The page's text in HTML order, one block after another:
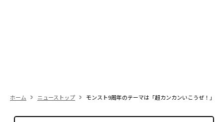
ホーム ニューストップ モンスト9周年のテーマは「超カンカンいこうぜ！」